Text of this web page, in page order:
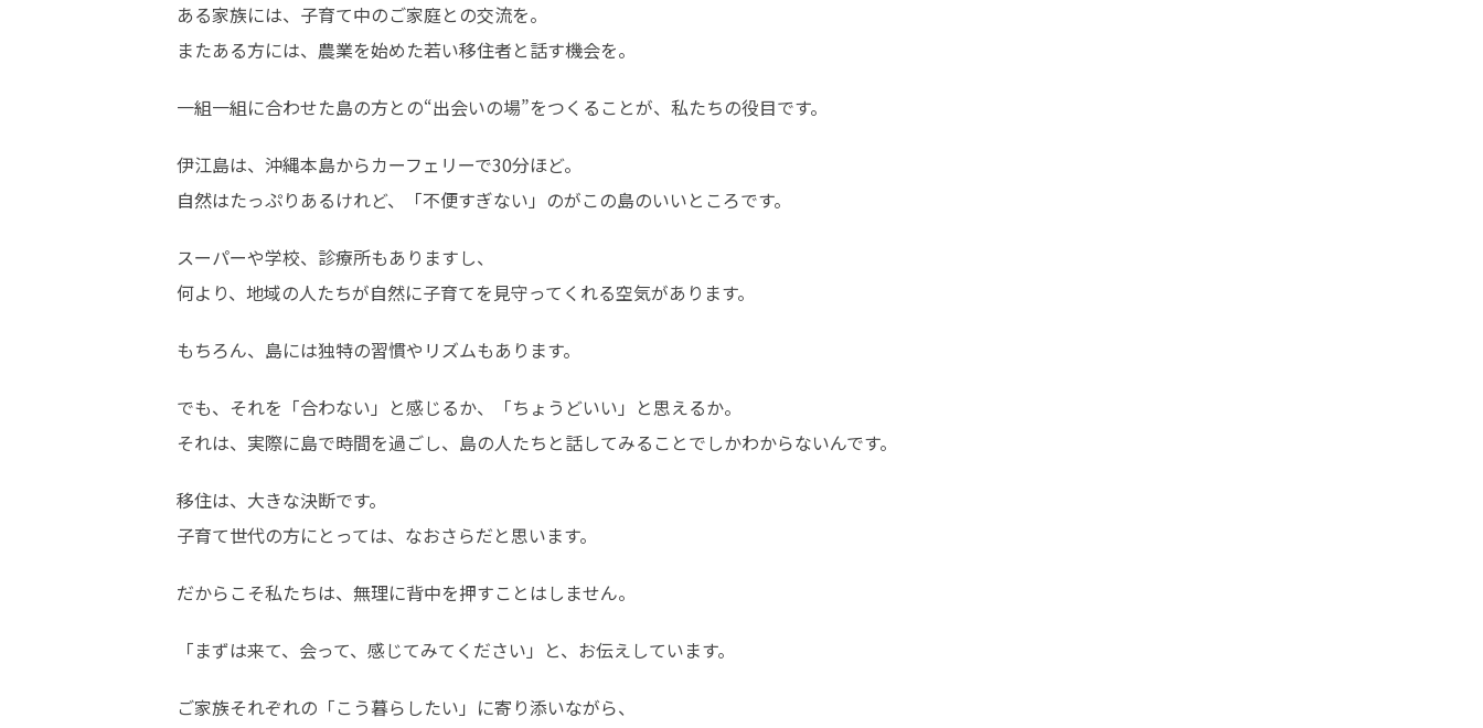
ある家族には、子育て中のご家庭との交流を。
またある方には、農業を始めた若い移住者と話す機会を。
一組一組に合わせた島の方との“出会いの場”をつくることが、私たちの役目です。
伊江島は、沖縄本島からカーフェリーで30分ほど。
自然はたっぷりあるけれど、「不便すぎない」のがこの島のいいところです。
スーパーや学校、診療所もありますし、
何より、地域の人たちが自然に子育てを見守ってくれる空気があります。
もちろん、島には独特の習慣やリズムもあります。
でも、それを「合わない」と感じるか、「ちょうどいい」と思えるか。
それは、実際に島で時間を過ごし、島の人たちと話してみることでしかわからないんです。
移住は、大きな決断です。
子育て世代の方にとっては、なおさらだと思います。
だからこそ私たちは、無理に背中を押すことはしません。
「まずは来て、会って、感じてみてください」と、お伝えしています。
ご家族それぞれの「こう暮らしたい」に寄り添いながら、